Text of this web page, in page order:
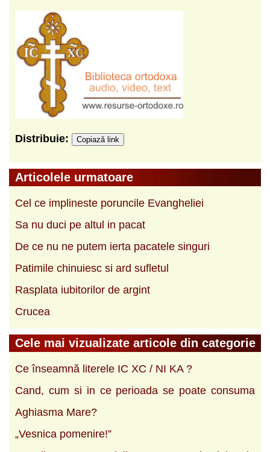
Distribuie: Copiază link
Articolele urmatoare
Cel ce implineste poruncile Evangheliei
Sa nu duci pe altul in pacat
De ce nu ne putem ierta pacatele singuri
Patimile chinuiesc si ard sufletul
Rasplata iubitorilor de argint
Crucea
Cele mai vizualizate articole din categorie
Ce înseamnă literele IC XC / NI KA ?
Cand, cum si in ce perioada se poate consuma
Aghiasma Mare?
„Vesnica pomenire!”